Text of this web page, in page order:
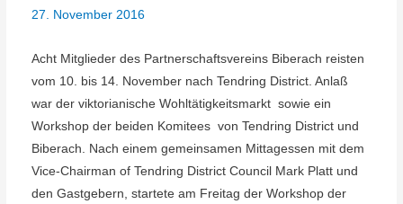
27. November 2016
Acht Mitglieder des Partnerschaftsvereins Biberach reisten
vom 10. bis 14. November nach Tendring District. Anlaß
war der viktorianische Wohltätigkeitsmarkt sowie ein
Workshop der beiden Komitees von Tendring District und
Biberach. Nach einem gemeinsamen Mittagessen mit dem
Vice-Chairman of Tendring District Council Mark Platt und
den Gastgebern, startete am Freitag der Workshop der